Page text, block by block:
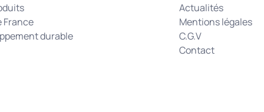
France
durable
Actualités
Mentions légales
C.G.V
Contact